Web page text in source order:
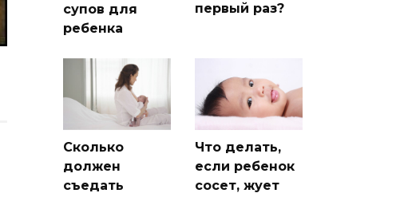
супов для
ребенка
первый раз?
Сколько
должен
съедать
Что делать,
если ребенок
сосет, жует